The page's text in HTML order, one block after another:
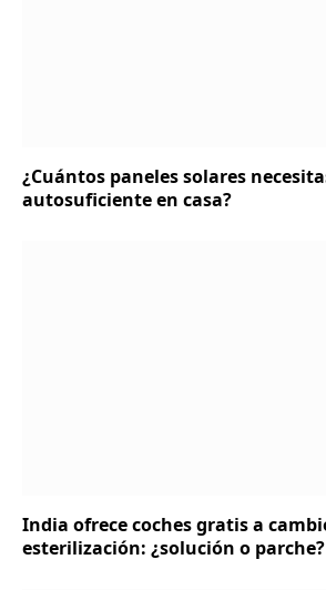
¿Cuántos paneles solares
autosuficiente en casa?
India ofrece coches gratis a
esterilización: ¿solución o parche?